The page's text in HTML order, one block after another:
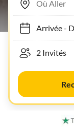
Arrivée-